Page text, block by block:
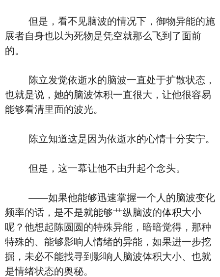
但是，看不见脑波的情况下，御物异能的施
展者自身也以为死物是凭空就那么飞到了面前
的。
陈立发觉依逝水的脑波一直处于扩散状态，
也就是说，她的脑波体积一直很大，让他很容易
能够看清里面的波光。
陈立知道这是因为依逝水的心情十分安宁。
但是，这一幕让他不由升起个念头。
――如果他能够迅速掌握一个人的脑波变化
频率的话，是不是就能够艹纵脑波的体积大小
呢？他想起陈圆圆的特殊异能，暗暗觉得，那种
特殊的、能够影响人情绪的异能，如果进一步挖
掘，未必不能找寻到影响人脑波体积大小、也就
是情绪状态的奥秘。